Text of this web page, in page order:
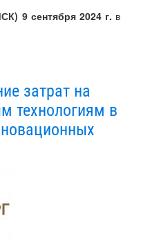
9 сентября 2024 г. в
затрат на
технологиям в